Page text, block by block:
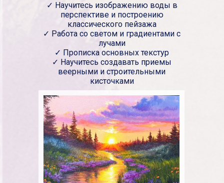
✓ Научитесь изображению воды в
перспективе и построению
классического пейзажа
✓ Работа со светом и градиентами с
лучами
✓ Прописка основных текстур
✓ Научитесь создавать приемы
веерными и строительными
кисточками